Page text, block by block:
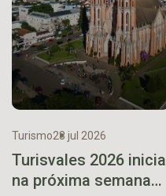
Turismo28 jul 2026
Turisvales 2026 inicia
na próxima semana